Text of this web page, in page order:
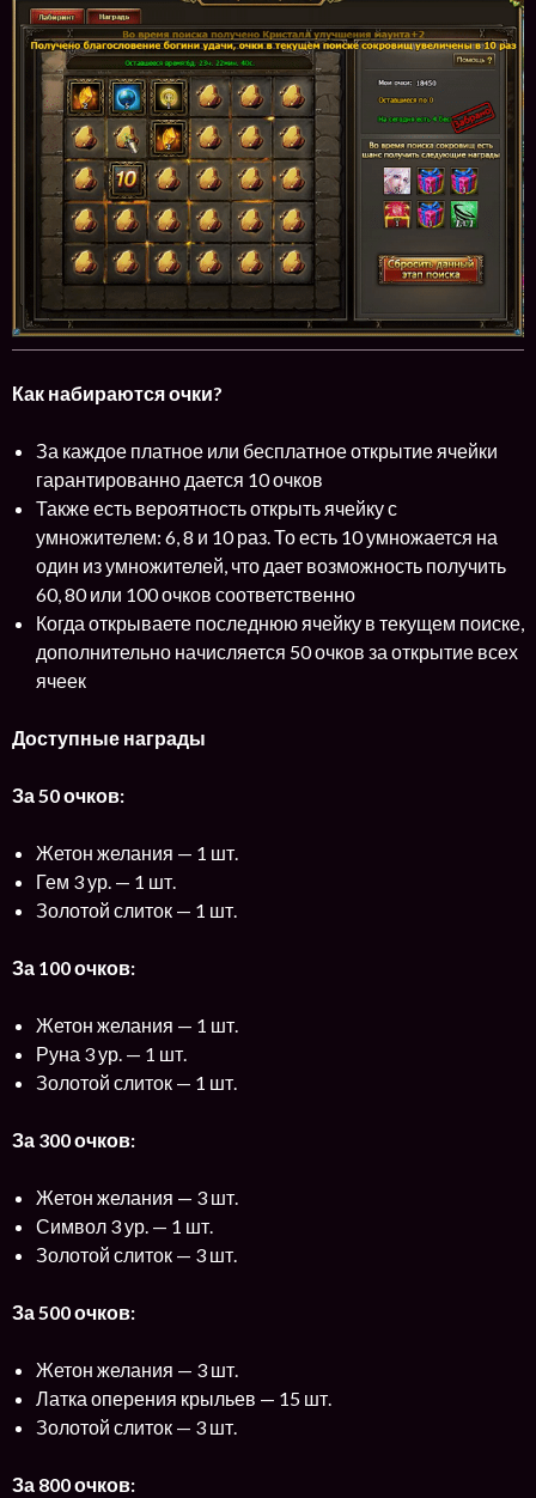
Как набираются очки?
За каждое платное или бесплатное открытие ячейки
гарантированно дается 10 очков
Также есть вероятность открыть ячейку с
умножителем: 6, 8 и 10 раз. То есть 10 умножается на
один из умножителей, что дает возможность получить
60, 80 или 100 очков соответственно
Когда открываете последнюю ячейку в текущем поиске,
дополнительно начисляется 50 очков за открытие всех
ячеек
Доступные награды
За 50 очков:
Жетон желания — 1 шт.
Гем 3 ур. — 1 шт.
Золотой слиток — 1 шт.
За 100 очков:
Жетон желания — 1 шт.
Руна 3 ур. — 1 шт.
Золотой слиток — 1 шт.
За 300 очков:
Жетон желания — 3 шт.
Символ 3 ур. — 1 шт.
Золотой слиток — 3 шт.
За 500 очков:
Жетон желания — 3 шт.
Латка оперения крыльев — 15 шт.
Золотой слиток — 3 шт.
За 800 очков: